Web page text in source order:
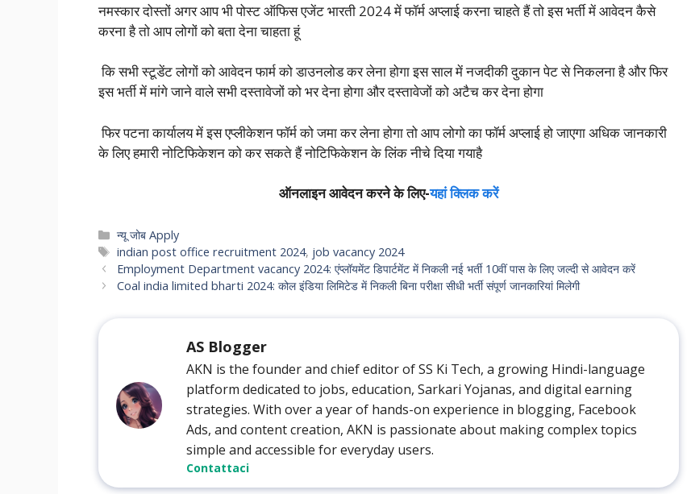
नमस्कार दोस्तों अगर आप भी पोस्ट ऑफिस एजेंट भारती 2024 में फॉर्म अप्लाई करना चाहते हैं तो इस भर्ती में आवेदन कैसे
करना है तो आप लोगों को बता देना चाहता हूं
कि सभी स्टूडेंट लोगों को आवेदन फार्म को डाउनलोड कर लेना होगा इस साल में नजदीकी दुकान पेट से निकलना है और फिर
इस भर्ती में मांगे जाने वाले सभी दस्तावेजों को भर देना होगा और दस्तावेजों को अटैच कर देना होगा
फिर पटना कार्यालय में इस एप्लीकेशन फॉर्म को जमा कर लेना होगा तो आप लोगो का फॉर्म अप्लाई हो जाएगा अधिक जानकारी
के लिए हमारी नोटिफिकेशन को कर सकते हैं नोटिफिकेशन के लिंक नीचे दिया गयाहै
ऑनलाइन आवेदन करने के लिए-यहां क्लिक करें
Categories
न्यू जोब Apply
Tags
indian post office recruitment 2024, job vacancy 2024
Employment Department vacancy 2024: एंप्लॉयमेंट डिपार्टमेंट में निकली नई भर्ती 10वीं पास के लिए जल्दी से आवेदन करें
Coal india limited bharti 2024: कोल इंडिया लिमिटेड में निकली बिना परीक्षा सीधी भर्ती संपूर्ण जानकारियां मिलेगी
AS Blogger
AKN is the founder and chief editor of SS Ki Tech, a growing Hindi-language
platform dedicated to jobs, education, Sarkari Yojanas, and digital earning
strategies. With over a year of hands-on experience in blogging, Facebook
Ads, and content creation, AKN is passionate about making complex topics
simple and accessible for everyday users.
Contattaci